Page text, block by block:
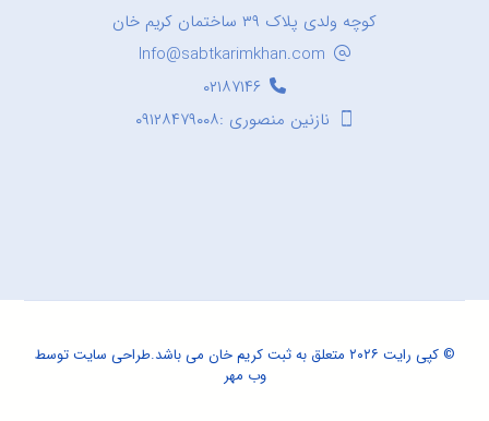
کوچه ولدی پلاک ۳۹ ساختمان کریم خان
Info@sabtkarimkhan.com
۰۲۱۸۷۱۴۶
نازنین منصوری :۰۹۱۲۸۴۷۹۰۰۸
© کپی رایت ۲۰۲۶ متعلق به ثبت کریم خان می باشد. طراحی سایتتوسط
وب مهر